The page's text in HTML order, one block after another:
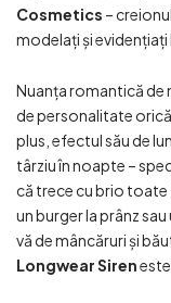
Cosmetics –
modelați și evidențiați
Nuanța romantică de
de personalitate
plus, efectul său de
târziu în noapte –
că trece cu brio toate
un burger la prânz
vă de mâncăruri și
Longwear Siren